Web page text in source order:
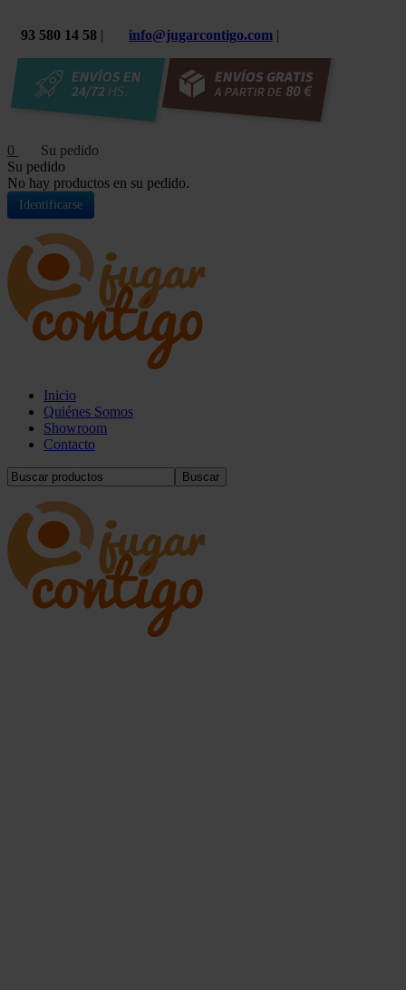
93 580 14 58 | info@jugarcontigo.com |
0
Su pedido
No hay productos en su pedido.
Identificarse
Inicio
Quiénes Somos
Showroom
Contacto
Buscar